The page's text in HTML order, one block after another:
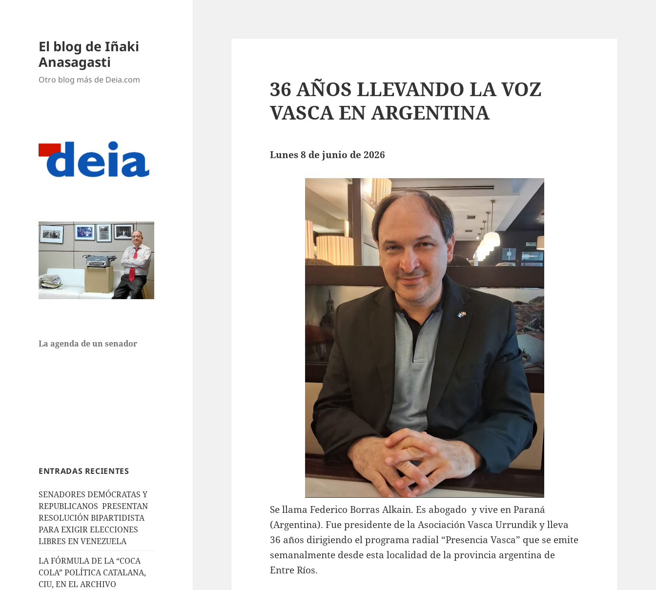
El blog de Iñaki
Anasagasti
Otro blog más de Deia.com
La agenda de un senador
ENTRADAS RECIENTES
SENADORES DEMÓCRATAS Y
REPUBLICANOS PRESENTAN
RESOLUCIÓN BIPARTIDISTA
PARA EXIGIR ELECCIONES
LIBRES EN VENEZUELA
LA FÓRMULA DE LA “COCA
COLA” POLÍTICA CATALANA,
CIU, EN EL ARCHIVO
36 AÑOS LLEVANDO LA VOZ
VASCA EN ARGENTINA
Lunes 8 de junio de 2026
Se llama Federico Borras Alkain. Es abogado y vive en Paraná
(Argentina). Fue presidente de la Asociación Vasca Urrundik y lleva
36 años dirigiendo el programa radial “Presencia Vasca” que se emite
semanalmente desde esta localidad de la provincia argentina de
Entre Ríos.